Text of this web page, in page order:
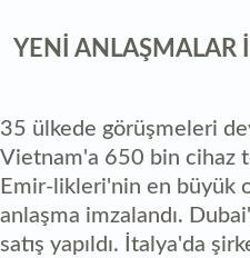
YENİ ANLAŞMALAR
35 ülkede görüşmeleri
Vietnam'a 650 bin cihaz
Emir-likleri'nin en büyük
anlaşma imzalandı.
satış yapıldı. İtalya'da